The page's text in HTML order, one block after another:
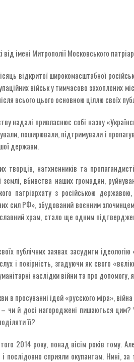
імені Митрополії Московського
відкритої широкомасштабної
військ у тимчасово захоплених
всього цього основною ціллю своїх
надалі привласнює собі назву
поширювали, підтримували і
держави.
натхненників та
вбивства наших громадян,
патріархату з російською
сил РФ», збудований воєнним
храм, стало ще одним
публічних заявах засудити
і покірність, згадуючи як свого
наслідки війни та про
в просуванні ідей «русского міра»,
чи й досі нагороджені пишаються
її?
2014 року, понад вісім років тому.
сприяли окупантам. Нині,